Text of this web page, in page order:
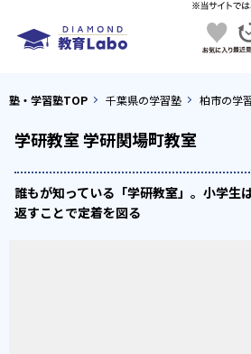
塾・学習塾TOP 千葉県の学習塾 柏市の学
学研教室 学研関場町教室
誰もが知っている「学研教室」。小学生
返すことで定着を図る